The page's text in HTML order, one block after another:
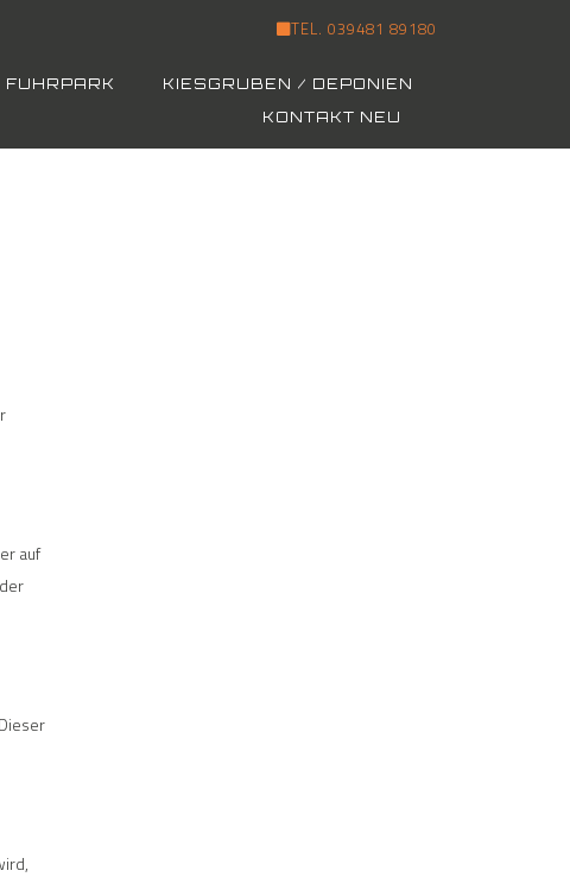
TEL. 039481 89180
FUHRPARK
KIESGRUBEN / DEPONIEN
KONTAKT NEU
auf